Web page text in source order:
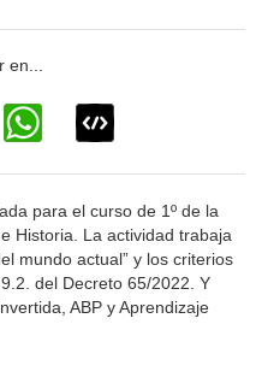
para el curso de 1º de la
Historia. La actividad trabaja
mundo actual” y los criterios
del Decreto 65/2022. Y
ABP y Aprendizaje